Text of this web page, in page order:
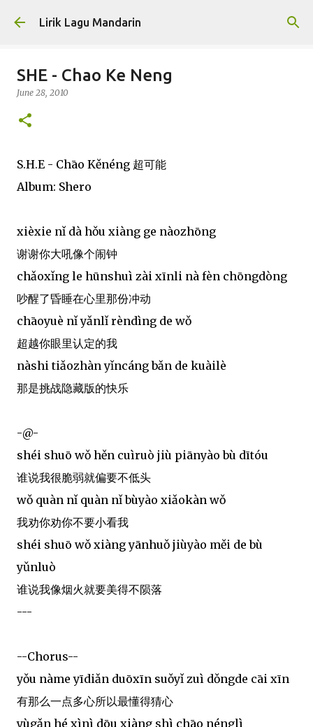
Skip to main content
Lirik Lagu Mandarin
SHE - Chao Ke Neng
June 28, 2010
S.H.E - Chāo Kěnéng 超可能
Album: Shero
xièxie nǐ dà hǒu xiàng ge nàozhōng
谢谢你大吼像个闹钟
chǎoxǐng le hūnshuì zài xīnli nà fèn chōngdòng
吵醒了昏睡在心里那份冲动
chāoyuè nǐ yǎnlǐ rèndìng de wǒ
超越你眼里认定的我
nàshi tiǎozhàn yǐncáng bǎn de kuàilè
那是挑战隐藏版的快乐
-@-
shéi shuō wǒ hěn cuìruò jiù piānyào bù dītóu
谁说我很脆弱就偏要不低头
wǒ quàn nǐ quàn nǐ bùyào xiǎokàn wǒ
我劝你劝你不要小看我
shéi shuō wǒ xiàng yānhuǒ jiùyào měi de bù
yǔnluò
谁说我像烟火就要美得不陨落
---
--Chorus--
yǒu nàme yīdiǎn duōxīn suǒyǐ zuì dǒngde cāi xīn
有那么一点多心所以最懂得猜心
yùgǎn hé xìnì dōu xiàng shì chāo nénglì